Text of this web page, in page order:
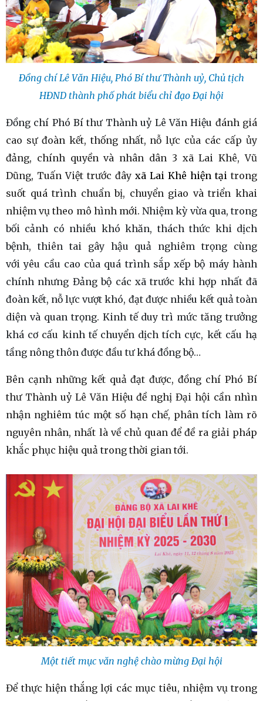
Đồng chí Lê Văn Hiệu, Phó Bí thư Thành uỷ, Chủ tịch
HĐND thành phố phát biểu chỉ đạo Đại hội
Đồng chí Phó Bí thư Thành uỷ Lê Văn Hiệu đánh giá
cao sự đoàn kết, thống nhất, nỗ lực của các cấp ủy
đảng, chính quyền và nhân dân 3 xã Lai Khê, Vũ
Dũng, Tuấn Việt trước đây xã Lai Khê hiện tại trong
suốt quá trình chuẩn bị, chuyển giao và triển khai
nhiệm vụ theo mô hình mới.Nhiệm kỳ vừa qua, trong
bối cảnh có nhiều khó khăn, thách thức khi dịch
bệnh, thiên tai gây hậu quả nghiêm trọng cùng
với yêu cầu cao của quá trình sắp xếp bộ máy hành
chính nhưng Đảng bộ các xã trước khi hợp nhất đã
đoàn kết, nỗ lực vượt khó, đạt được nhiều kết quả toàn
diện và quan trọng. Kinh tế duy trì mức tăng trưởng
khá cơ cấu kinh tế chuyển dịch tích cực, kết cấu hạ
tầng nông thôn được đầu tư khá đồng bộ…
Bên cạnh những kết quả đạt được, đồng chí Phó Bí
thư Thành uỷ Lê Văn Hiệu đề nghị Đại hội cần nhìn
nhận nghiêm túc một số hạn chế, phân tích làm rõ
nguyên nhân, nhất là về chủ quan để đề ra giải pháp
khắc phục hiệu quả trong thời gian tới.
Một tiết mục văn nghệ chào mừng Đại hội
Để thực hiện thắng lợi các mục tiêu, nhiệm vụ trong